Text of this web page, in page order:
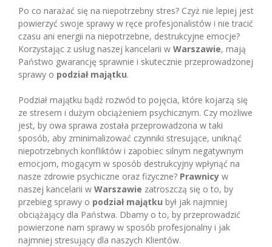
Po co narażać się na niepotrzebny stres? Czyż nie lepiej jest
powierzyć swoje sprawy w ręce profesjonalistów i nie tracić
czasu ani energii na niepotrzebne, destrukcyjne emocje?
Korzystając z usług naszej kancelarii w Warszawie, mają
Państwo gwarancję sprawnie i skutecznie przeprowadzonej
sprawy o podział majątku.
Podział majątku bądź rozwód to pojęcia, które kojarzą się
ze stresem i dużym obciążeniem psychicznym. Czy możliwe
jest, by owa sprawa została przeprowadzona w taki
sposób, aby zminimalizować czynniki stresujące, uniknąć
niepotrzebnych konfliktów i zapobiec silnym negatywnym
emocjom, mogącym w sposób destrukcyjny wpłynąć na
nasze zdrowie psychiczne oraz fizyczne? Prawnicy w
naszej kancelarii w Warszawie zatroszczą się o to, by
przebieg sprawy o podział majątku był jak najmniej
obciążający dla Państwa. Dbamy o to, by przeprowadzić
powierzone nam sprawy w sposób profesjonalny i jak
najmniej stresujący dla naszych Klientów.